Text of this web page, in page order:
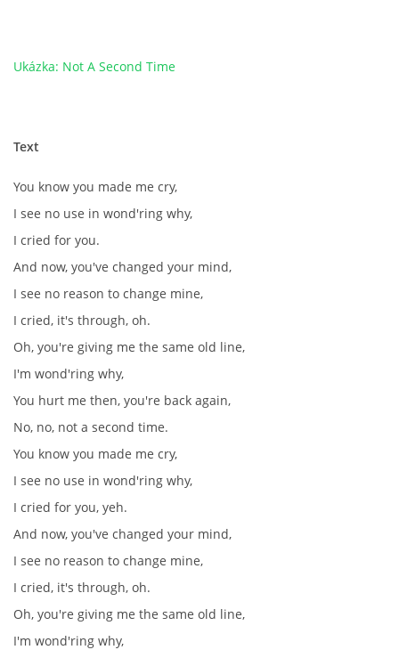
NÁSTROJE - ZESILOVAČE/KOMBA
PODPISY
AUTOMOBILY
DISKOGRAFIE - SINGLY ŘADOVÉ
DISKOGRAFIE - SINGLY VÁNOČNÍ
Ukázka: Not A Second Time
Text
You know you made me cry,
I see no use in wond'ring why,
I cried for you.
And now, you've changed your mind,
I see no reason to change mine,
I cried, it's through, oh.
Oh, you're giving me the same old line,
I'm wond'ring why,
You hurt me then, you're back again,
No, no, not a second time.
You know you made me cry,
I see no use in wond'ring why,
I cried for you, yeh.
And now, you've changed your mind,
I see no reason to change mine,
I cried, it's through, oh.
Oh, you're giving me the same old line,
I'm wond'ring why,